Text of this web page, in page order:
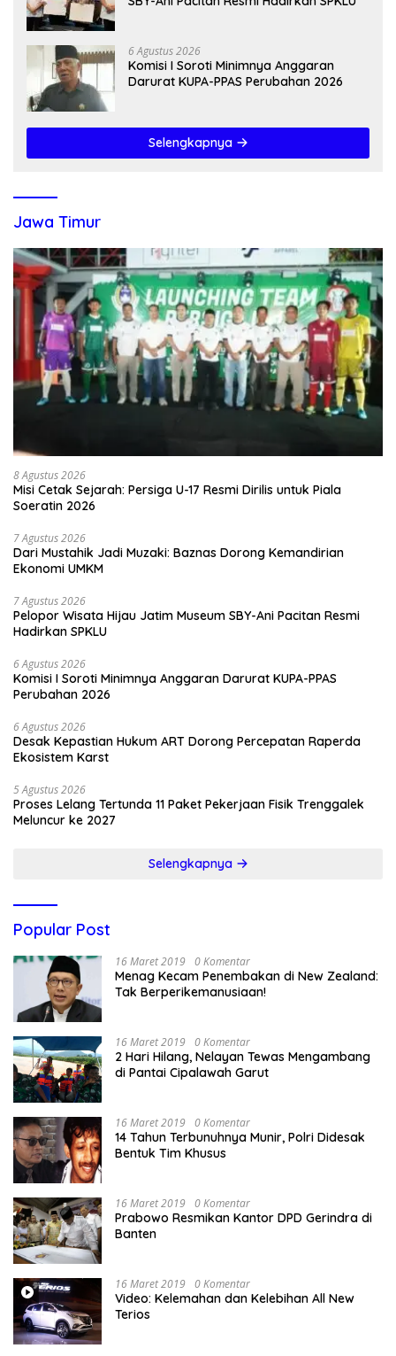
6 Agustus 2026
Komisi I Soroti Minimnya Anggaran
Darurat KUPA-PPAS Perubahan 2026
Selengkapnya
Jawa Timur
8 Agustus 2026
Misi Cetak Sejarah: Persiga U-17 Resmi Dirilis untuk Piala
Soeratin 2026
7 Agustus 2026
Dari Mustahik Jadi Muzaki: Baznas Dorong Kemandirian
Ekonomi UMKM
7 Agustus 2026
Pelopor Wisata Hijau Jatim Museum SBY-Ani Pacitan Resmi
Hadirkan SPKLU
6 Agustus 2026
Komisi I Soroti Minimnya Anggaran Darurat KUPA-PPAS
Perubahan 2026
6 Agustus 2026
Desak Kepastian Hukum ART Dorong Percepatan Raperda
Ekosistem Karst
5 Agustus 2026
Proses Lelang Tertunda 11 Paket Pekerjaan Fisik Trenggalek
Meluncur ke 2027
Selengkapnya
Popular Post
16 Maret 2019 0 Komentar
Menag Kecam Penembakan di New Zealand:
Tak Berperikemanusiaan!
16 Maret 2019 0 Komentar
2 Hari Hilang, Nelayan Tewas Mengambang
di Pantai Cipalawah Garut
16 Maret 2019 0 Komentar
14 Tahun Terbunuhnya Munir, Polri Didesak
Bentuk Tim Khusus
16 Maret 2019 0 Komentar
Prabowo Resmikan Kantor DPD Gerindra di
Banten
16 Maret 2019 0 Komentar
Video: Kelemahan dan Kelebihan All New
Terios